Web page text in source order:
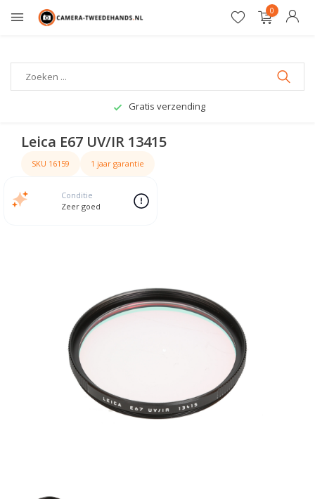
0
Gratis verzending
Leica E67 UV/IR 13415
SKU 16159 1 jaar garantie
Conditie
Zeer goed